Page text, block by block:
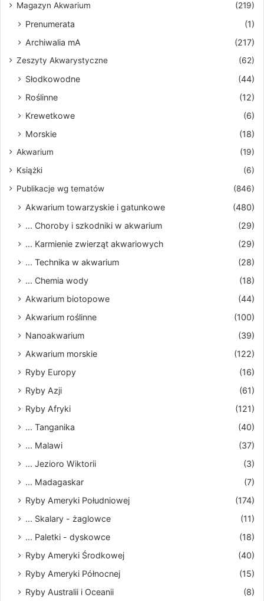
Magazyn Akwarium (219)
Prenumerata
(1)
Archiwalia mA
(217)
Zeszyty Akwarystyczne (62)
Słodkowodne
(44)
Roślinne
(12)
Krewetkowe
(6)
Morskie
(18)
Akwarium
(19)
Książki
(6)
Publikacje wg tematów
(846)
Akwarium towarzyskie i gatunkowe
(480)
... Choroby i szkodniki w akwarium
(29)
... Karmienie zwierząt akwariowych
(29)
... Technika w akwarium
(28)
... Chemia wody
(18)
Akwarium biotopowe
(44)
Akwarium roślinne
(100)
Nanoakwarium
(39)
Akwarium morskie
(122)
Ryby Europy
(16)
Ryby Azji
(61)
Ryby Afryki
(121)
... Tanganika
(40)
... Malawi
(37)
... Jezioro Wiktorii
(3)
... Madagaskar
(7)
Ryby Ameryki Południowej
(174)
... Skalary - żaglowce
(11)
... Paletki - dyskowce
(18)
Ryby Ameryki Środkowej
(40)
Ryby Ameryki Północnej
(15)
Ryby Australii i Oceanii
(8)